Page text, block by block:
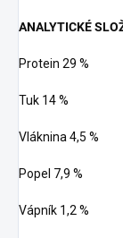
ANALYTICKÉ
Protein 29 %
Tuk 14 %
Vláknina 4,5 %
Popel 7,9 %
Vápník 1,2 %